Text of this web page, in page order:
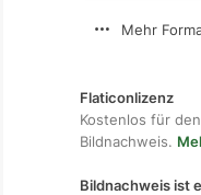
Mehr
Flaticonlizenz
Kostenlos für
Bildnachweis.
Bildnachweis ist